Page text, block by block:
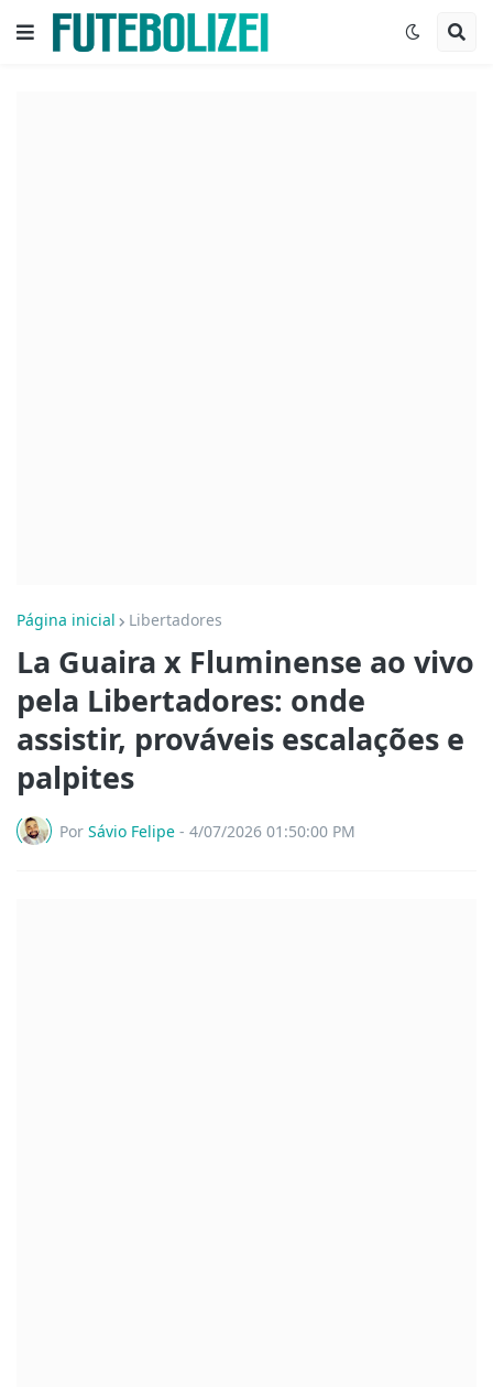
Página inicial Libertadores
La Guaira x Fluminense ao vivo
pela Libertadores: onde
assistir, prováveis escalações e
palpites
Por Sávio Felipe - 4/07/2026 01:50:00 PM